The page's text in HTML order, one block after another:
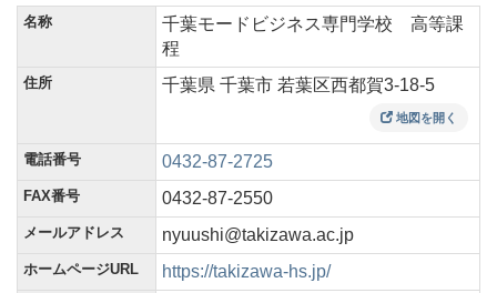
名称
千葉モードビジネス専門学校 高等課
程
住所 千葉県 千葉市 若葉区西都賀3-18-5
地図を開く
電話番号 0432-87-2725
FAX番号 0432-87-2550
メールアドレス nyuushi@takizawa.ac.jp
ホームページURL https://takizawa-hs.jp/